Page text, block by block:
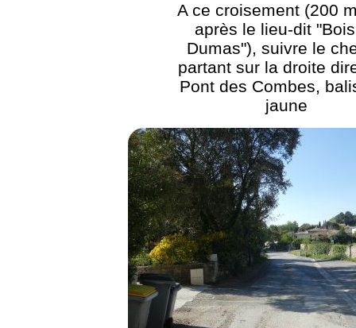
A ce croisement (200
après le lieu-dit
Dumas"), suivre le
partant sur la droite
Pont des Combes,
jaune